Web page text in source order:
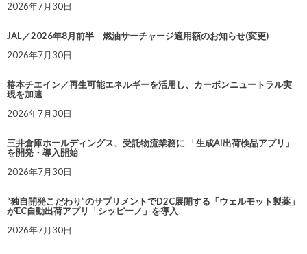
2026年7月30日
JAL／2026年8月前半 燃油サーチャージ適用額のお知らせ(変更)
2026年7月30日
椿本チエイン／再生可能エネルギーを活用し、カーボンニュートラル実
現を加速
2026年7月30日
三井倉庫ホールディングス、受託物流業務に 「生成AI出荷検品アプリ」
を開発・導入開始
2026年7月30日
“独自開発こだわり”のサプリメントでD2C展開する「ウェルモット製薬」
がEC自動出荷アプリ「シッピーノ」を導入
2026年7月30日